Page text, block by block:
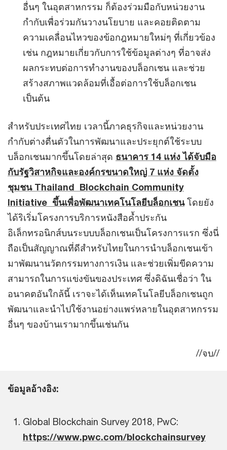
อื่นๆ ในอุตสาหกรรม ก็ต้องร่วมมือกับหน่วยงาน
กำกับเพื่อร่วมกันวางนโยบาย และคอยติดตาม
ความเคลื่อนไหวของข้อกฎหมายใหม่ๆ ที่เกี่ยวข้อง
เช่น กฎหมายเกี่ยวกับการใช้ข้อมูลต่างๆ ที่อาจส่ง
ผลกระทบต่อการทำงานของบล็อกเชน และช่วย
สร้างสภาพแวดล้อมที่เอื้อต่อการใช้บล็อกเชน
เป็นต้น
สำหรับประเทศไทย เวลานี้ภาคธุรกิจและหน่วยงาน
กำกับต่างตื่นตัวในการพัฒนาและประยุกต์ใช้ระบบ
บล็อกเชนมากขึ้นโดยล่าสุด ธนาคาร 14 แห่ง ได้จับมือ
กับรัฐวิสาหกิจและองค์กรขนาดใหญ่ 7 แห่ง จัดตั้ง
ชุมชน Thailand Blockchain Community
Initiative ขึ้นเพื่อพัฒนาเทคโนโลยีบล็อกเชนโดยยัง
ได้ริเริ่มโครงการบริการหนังสือค้ำประกัน
อิเล็กทรอนิกส์บนระบบบล็อกเชนเป็นโครงการแรก ซึ่งนี่
ถือเป็นสัญญาณที่ดีสำหรับไทยในการนำบล็อกเชนเข้า
มาพัฒนานวัตกรรมทางการเงิน และช่วยเพิ่มขีดความ
สามารถในการแข่งขันของประเทศ ซึ่งดิฉันเชื่อว่า ใน
อนาคตอันใกล้นี้ เราจะได้เห็นเทคโนโลยีบล็อกเชนถูก
พัฒนาและนำไปใช้งานอย่างแพร่หลายในอุตสาหกรรม
อื่นๆ ของบ้านเรามากขึ้นเช่นกัน
//จบ//
ข้อมูลอ้างอิง:
Global Blockchain Survey 2018, PwC:
https://www.pwc.com/blockchainsurvey